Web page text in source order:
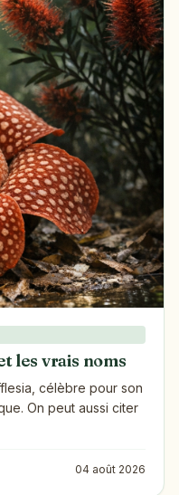
les vrais noms
célèbre pour son
On peut aussi citer
04 août 2026